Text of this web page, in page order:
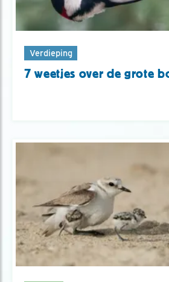
Verdieping
7 weetjes over de grote